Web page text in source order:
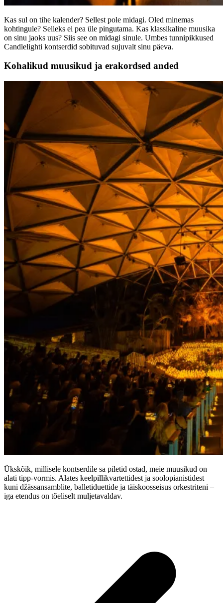
Kas sul on tihe kalender? Sellest pole midagi. Oled minemas
kohtingule? Selleks ei pea üle pingutama. Kas klassikaline muusika
on sinu jaoks uus? Siis see on midagi sinule. Umbes tunnipikkused
Candlelighti kontserdid sobituvad sujuvalt sinu päeva.
Kohalikud muusikud ja erakordsed anded
Ükskõik, millisele kontserdile sa piletid ostad, meie muusikud on
alati tipp-vormis. Alates keelpillikvartettidest ja soolopianistidest
kuni džässansamblite, balletiduettide ja täiskoosseisus orkestriteni –
iga etendus on tõeliselt muljetavaldav.